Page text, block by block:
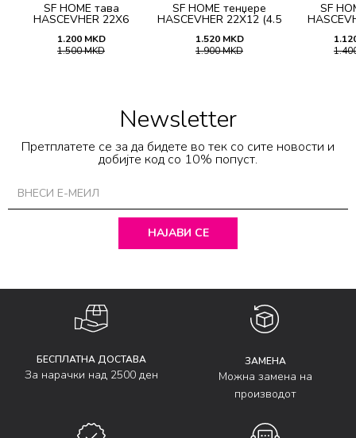
SF HOME тава
HASCEVHER 22X6
1.200 MKD
1.500MKD
SF HOME тенџере
HASCEVHER 22X12 (4.5
1.520 MKD
1.900MKD
SF
Newsletter
Претплатете се за да бидете во тек со сите новости и
добијте код со 10% попуст.
НАЈАВИ СЕ
БЕСПЛАТНА ДОСТАВА
За нарачки над 2500 ден
ЗАМЕНА
Можна замена на
производот